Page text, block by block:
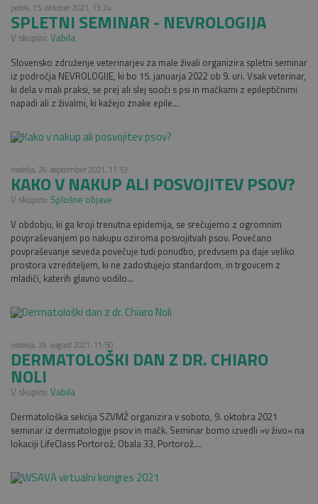
petek, 15. oktober 2021, 13:24
SPLETNI SEMINAR - NEVROLOGIJA
V skupini: Vabila
Slovensko združenje veterinarjev za male živali organizira spletni seminar
iz področja NEVROLOGIJE, ki bo 15. januarja 2022 ob 9. uri. Vsak veterinar,
ki dela v mali praksi, se prej ali slej sooči s psi in mačkami z epileptičnimi
napadi ali z živalmi, ki kažejo znake epile...
nedelja, 26. september 2021, 11:53
KAKO V NAKUP ALI POSVOJITEV PSOV?
V skupini: Splošne objave
V obdobju, ki ga kroji trenutna epidemija, se srečujemo z ogromnim
povpraševanjem po nakupu oziroma posvojitvah psov. Povečano
povpraševanje seveda povečuje tudi ponudbo, predvsem pa daje veliko
prostora vzrediteljem, ki ne zadostujejo standardom, in trgovcem z
mladiči, katerih glavno vodilo...
nedelja, 29. avgust 2021, 11:50
DERMATOLOŠKI DAN Z DR. CHIARO
NOLI
V skupini: Vabila
Dermatološka sekcija SZVMŽ organizira v soboto, 9. oktobra 2021
seminar iz dermatologije psov in mačk. Seminar bomo izvedli »v živo« na
lokaciji LifeClass Portorož, Obala 33, Portorož....